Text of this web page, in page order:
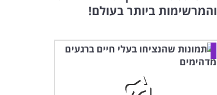
והמרשימות ביותר בעולם!